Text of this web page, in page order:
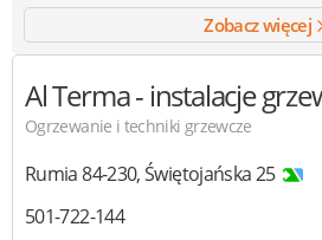
Zobacz więcej
Al Terma- instalacje
Ogrzewanie i techniki grzewcze
Rumia84-230,Świętojańska 25
501-722-144